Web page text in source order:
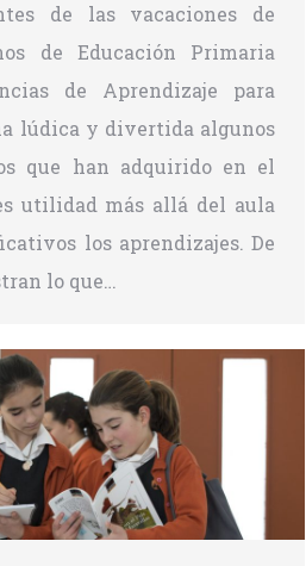
de las vacaciones de
de Educación Primaria
de Aprendizaje para
lúdica y divertida algunos
que han adquirido en el
utilidad más allá del aula
los aprendizajes. De
lo que…